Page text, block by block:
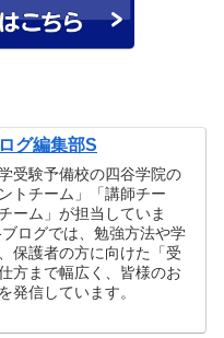
グ編集部S
受験予備校の四谷学院の
トチーム」「講師チー
ーム」が担当していま
ログでは、勉強方法や学
保護者の方に向けた「受
方まで幅広く、皆様のお
発信しています。